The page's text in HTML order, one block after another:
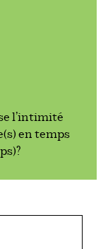
l'intimité
en temps